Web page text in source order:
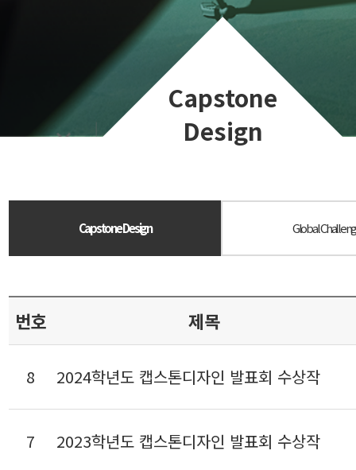
Capstone
Design
Capstone Design Global
번호 제목
8 2024학년도 캡스톤디자인 발표회 수상작
7 2023학년도 캡스톤디자인 발표회 수상작